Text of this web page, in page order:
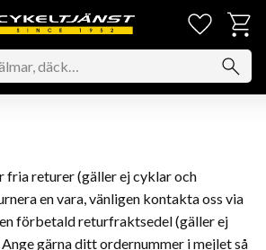
fria returer (gäller ej cyklar och
en vara, vänligen kontakta oss via
förbetald returfraktsedel (gäller ej
gärna ditt ordernummer i mejlet så